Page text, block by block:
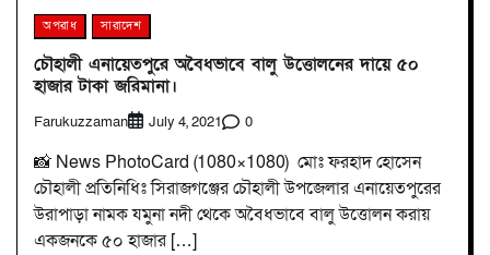
অপরাধ সারাদেশ
চৌহালী এনায়েতপুরে অবৈধভাবে বালু উত্তোলনের দায়ে ৫০
হাজার টাকা জরিমানা।
Farukuzzaman July 4, 2021 0
📸 News PhotoCard (1080×1080) মোঃ ফরহাদ হোসেন
চৌহালী প্রতিনিধিঃ সিরাজগঞ্জের চৌহালী উপজেলার এনায়েতপুরের
উরাপাড়া নামক যমুনা নদী থেকে অবৈধভাবে বালু উত্তোলন করায়
একজনকে ৫০ হাজার […]